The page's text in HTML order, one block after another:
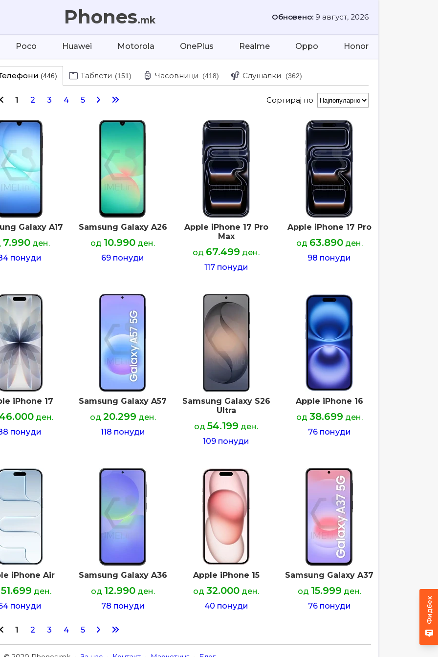
Фидбек
Phones.mk Обновено: 9 август, 2026
Poco Huawei Motorola OnePlus Realme Oppo Honor
(446) Таблети (151) Часовници (418) Слушалки (362)
1 2 3 4 5 Сортирај по
Galaxy A17
7.990 ден.
понуди
Samsung Galaxy A26
од 10.990 ден.
69 понуди
Apple iPhone 17 Pro
Max
од 67.499 ден.
117 понуди
Apple iPhone 17 Pro
од 63.890 ден.
98 понуди
iPhone 17
ден.
понуди
Samsung Galaxy A57
од 20.299 ден.
118 понуди
Samsung Galaxy S26
Ultra
од 54.199 ден.
109 понуди
Apple iPhone 16
од 38.699 ден.
76 понуди
iPhone Air
51.699 ден.
понуди
Samsung Galaxy A36
од 12.990 ден.
78 понуди
Apple iPhone 15
од 32.000 ден.
40 понуди
Samsung Galaxy A37
од 15.999 ден.
76 понуди
1 2 3 4 5